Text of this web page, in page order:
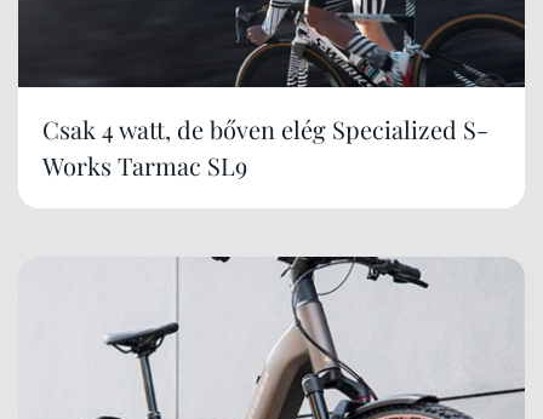
Csak 4 watt, de bőven elég Specialized S-
Works Tarmac SL9